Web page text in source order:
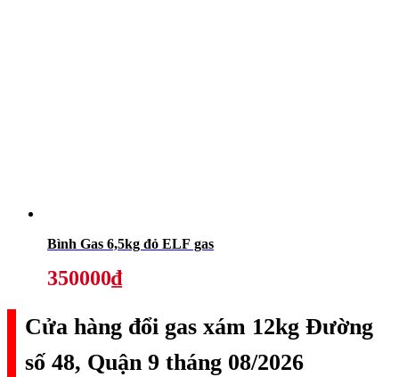
Bình Gas 6,5kg đỏ ELF gas
350000₫
Cửa hàng đổi gas xám 12kg Đường
số 48, Quận 9 tháng 08/2026